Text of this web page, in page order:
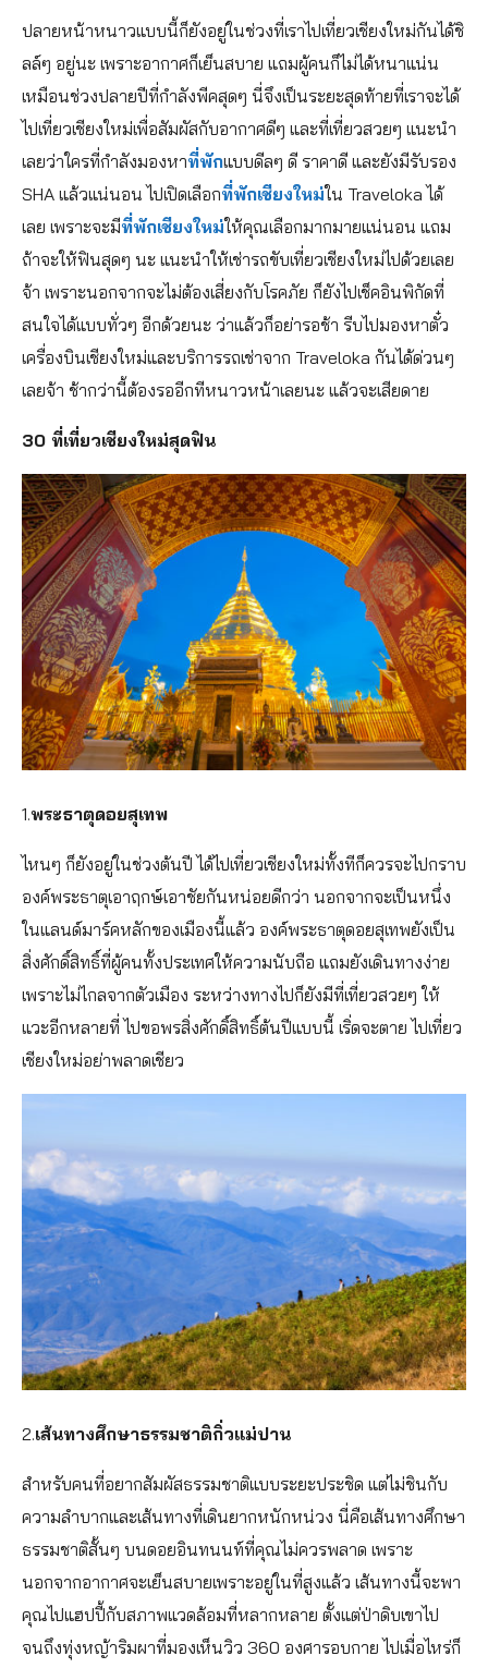
ปลายหน้าหนาวแบบนี้ก็ยังอยู่ในช่วงที่เราไปเที่ยวเชียงใหม่กันได้ชิ
ลล์ๆ อยู่นะ เพราะอากาศก็เย็นสบาย แถมผู้คนก็ไม่ได้หนาแน่น
เหมือนช่วงปลายปีที่กำลังพีคสุดๆ นี่จึงเป็นระยะสุดท้ายที่เราจะได้
ไปเที่ยวเชียงใหม่เพื่อสัมผัสกับอากาศดีๆ และที่เที่ยวสวยๆ แนะนำ
เลยว่าใครที่กำลังมองหาที่พักแบบดีลๆ ดี ราคาดี และยังมีรับรอง
SHA แล้วแน่นอน ไปเปิดเลือกที่พักเชียงใหม่ใน Traveloka ได้
เลย เพราะจะมีที่พักเชียงใหม่ให้คุณเลือกมากมายแน่นอน แถม
ถ้าจะให้ฟินสุดๆ นะ แนะนำให้เช่ารถขับเที่ยวเชียงใหม่ไปด้วยเลย
จ้า เพราะนอกจากจะไม่ต้องเสี่ยงกับโรคภัย ก็ยังไปเช็คอินพิกัดที่
สนใจได้แบบทั่วๆ อีกด้วยนะ ว่าแล้วก็อย่ารอช้า รีบไปมองหาตั๋ว
เครื่องบินเชียงใหม่และบริการรถเช่าจาก Traveloka กันได้ด่วนๆ
เลยจ้า ช้ากว่านี้ต้องรออีกทีหนาวหน้าเลยนะ แล้วจะเสียดาย
30 ที่เที่ยวเชียงใหม่สุดฟิน
1.พระธาตุดอยสุเทพ
ไหนๆ ก็ยังอยู่ในช่วงต้นปี ได้ไปเที่ยวเชียงใหม่ทั้งทีก็ควรจะไปกราบ
องค์พระธาตุเอาฤกษ์เอาชัยกันหน่อยดีกว่า นอกจากจะเป็นหนึ่ง
ในแลนด์มาร์คหลักของเมืองนี้แล้ว องค์พระธาตุดอยสุเทพยังเป็น
สิ่งศักดิ์สิทธิ์ที่ผู้คนทั้งประเทศให้ความนับถือ แถมยังเดินทางง่าย
เพราะไม่ไกลจากตัวเมือง ระหว่างทางไปก็ยังมีที่เที่ยวสวยๆ ให้
แวะอีกหลายที่ ไปขอพรสิ่งศักดิ์สิทธิ์ต้นปีแบบนี้ เริ่ดจะตาย ไปเที่ยว
เชียงใหม่อย่าพลาดเชียว
2.เส้นทางศึกษาธรรมชาติกิ่วแม่ปาน
สำหรับคนที่อยากสัมผัสธรรมชาติแบบระยะประชิด แต่ไม่ชินกับ
ความลำบากและเส้นทางที่เดินยากหนักหน่วง นี่คือเส้นทางศึกษา
ธรรมชาติสั้นๆ บนดอยอินทนนท์ที่คุณไม่ควรพลาด เพราะ
นอกจากอากาศจะเย็นสบายเพราะอยู่ในที่สูงแล้ว เส้นทางนี้จะพา
คุณไปแฮปปี้กับสภาพแวดล้อมที่หลากหลาย ตั้งแต่ป่าดิบเขาไป
จนถึงทุ่งหญ้าริมผาที่มองเห็นวิว 360 องศารอบกาย ไปเมื่อไหร่ก็